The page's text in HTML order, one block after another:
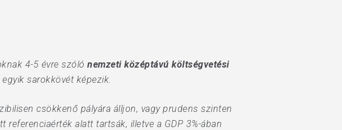
4-5 évre szóló nemzeti középtávú költségvetési
sarokkövét képezik.
csökkenő pályára álljon, vagy prudens szinten
alatt tartsák, illetve a GDP 3%-ában